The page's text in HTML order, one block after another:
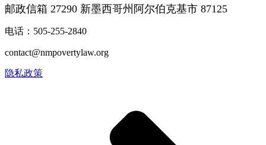
邮政信箱 27290 新墨西哥州阿尔伯克基市 87125
电话：505-255-2840
contact@nmpovertylaw.org
隐私政策